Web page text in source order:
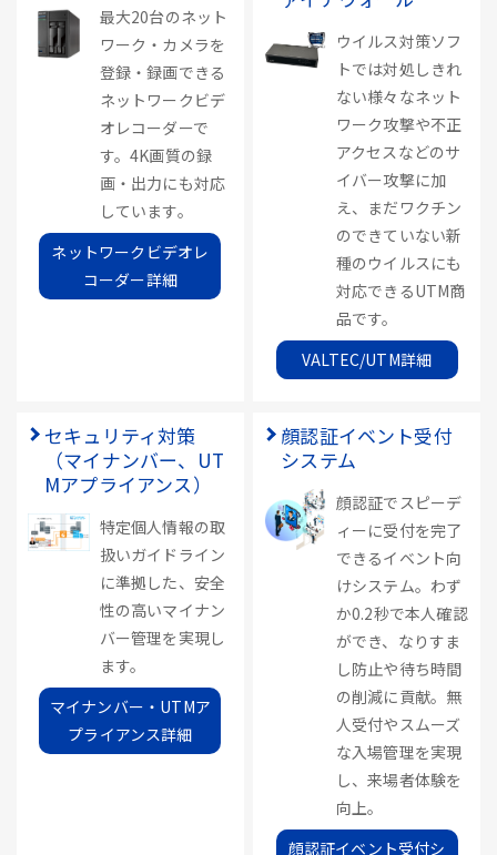
最大20台のネット
ワーク・カメラを
登録・録画できる
ネットワークビデ
オレコーダーで
す。4K画質の録
画・出力にも対応
しています。
ネットワークビデオレ
コーダー詳細
ウイルス対策ソフ
トでは対処しきれ
ない様々なネット
ワーク攻撃や不正
アクセスなどのサ
イバー攻撃に加
え、まだワクチン
のできていない新
種のウイルスにも
対応できるUTM商
品です。
VALTEC/UTM詳細
セキュリティ対策
（マイナンバー、UT
Mアプライアンス）
特定個人情報の取
扱いガイドライン
に準拠した、安全
性の高いマイナン
バー管理を実現し
ます。
マイナンバー・UTMア
プライアンス詳細
顔認証イベント受付
システム
顔認証でスピーデ
ィーに受付を完了
できるイベント向
けシステム。わず
か0.2秒で本人確認
ができ、なりすま
し防止や待ち時間
の削減に貢献。無
人受付やスムーズ
な入場管理を実現
し、来場者体験を
向上。
顔認証イベント受付シ